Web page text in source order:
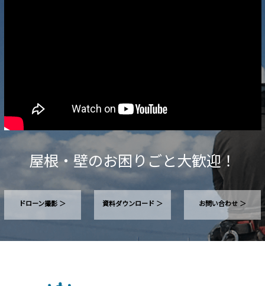
屋根・壁のお困りごと大歓迎！
ドローン撮影 ＞ 資料ダウンロード ＞ お問い合わせ ＞